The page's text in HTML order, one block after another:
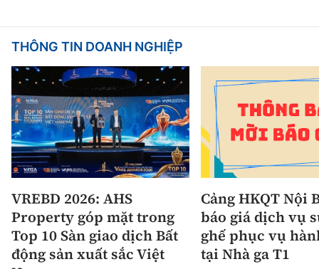
THÔNG TIN DOANH NGHIỆP
VREBD 2026: AHS
Property góp mặt trong
Top 10 Sàn giao dịch Bất
động sản xuất sắc Việt
Cảng HKQT Nội
báo giá dịch vụ
ghế phục vụ
tại Nhà ga T1